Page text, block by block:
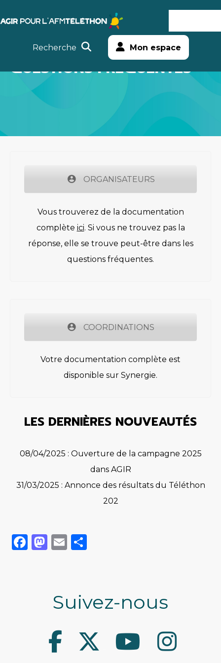
Aller
Agir
Recherche
Mon espace
QUESTIONS FRÉQUENTES
ORGANISATEURS
Vous trouverez de la documentation
complète ici. Si vous ne trouvez pas la
réponse, elle se trouve peut-être dans les
questions fréquentes.
COORDINATIONS
Votre documentation complète est
disponible sur Synergie.
LES DERNIÈRES NOUVEAUTÉS
08/04/2025 : Ouverture de la campagne 2025
dans AGIR
31/03/2025 : Annonce des résultats du Téléthon
202
Facebook
Mastodon
Email
Suivez-nous